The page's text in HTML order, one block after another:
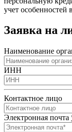
учет особенностей
Заявка на
Наименование
ИНН
Контактное лицо
Электронная почта